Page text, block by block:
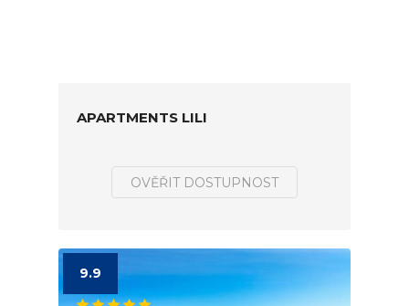
APARTMENTS LILI
OVĚŘIT DOSTUPNOST
9.9